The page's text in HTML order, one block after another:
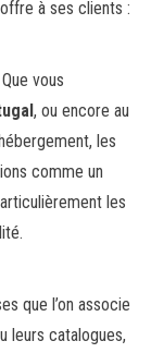
à ses clients :
Que vous
, ou encore au
les
comme un
les
que l’on associe
leurs catalogues,